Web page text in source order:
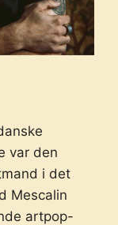
var den
i det
Mescalin
artpop-